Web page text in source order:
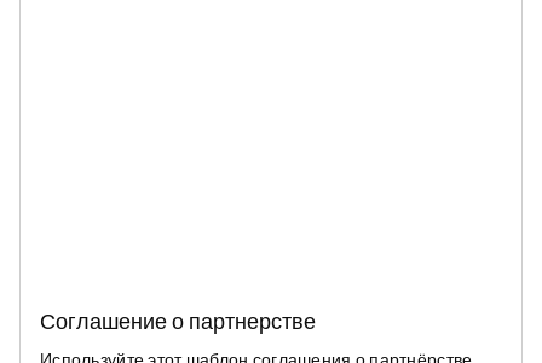
Соглашение о партнерстве
Используйте этот шаблон соглашения о партнёрстве,